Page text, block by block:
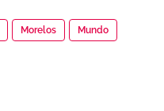
Morelos Mundo